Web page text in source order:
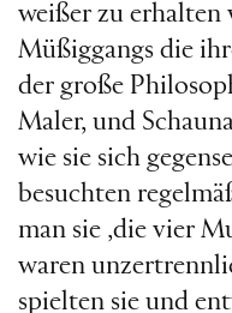
weißer zu erhalten
Müßiggangs die
der große
Maler, und
wie sie sich
besuchten
man sie ‚die vier
waren
spielten sie und